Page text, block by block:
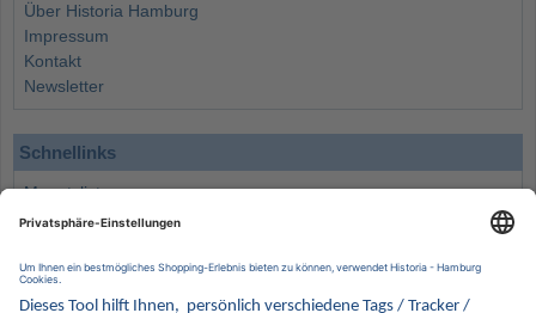
Über Historia Hamburg
Impressum
Kontakt
Newsletter
Schnellinks
Monatsliste
Angebote
Wissenswertes